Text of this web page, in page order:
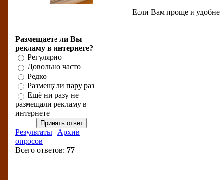
Размещаете ли Вы
рекламу в интернете?
Регулярно
Довольно часто
Редко
Размещали пару раз
Ещё ни разу не
размещали рекламу в
интернете
Результаты | Архив
опросов
Всего ответов: 77
Если Вам проще и